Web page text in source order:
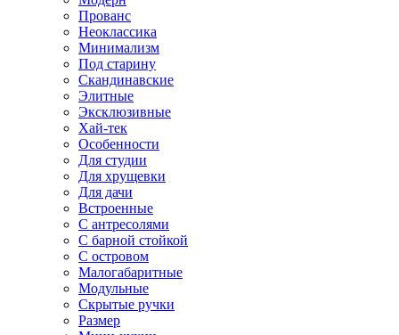
Прованс
Неоклассика
Минимализм
Под старину
Скандинавские
Элитные
Эксклюзивные
Хай-тек
Особенности
Для студии
Для хрущевки
Для дачи
Встроенные
С антресолями
С барной стойкой
С островом
Малогабаритные
Модульные
Скрытые ручки
Размер